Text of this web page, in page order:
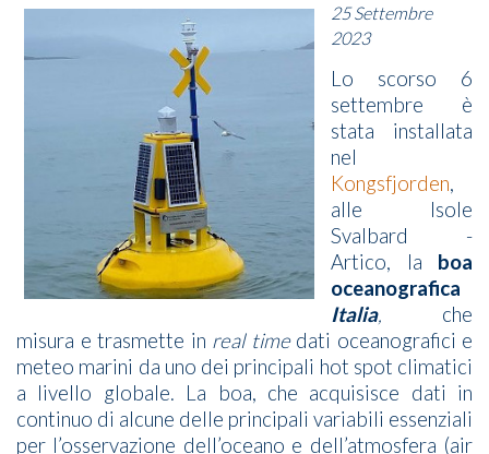
25 Settembre
2023
Lo scorso 6
settembre è
stata installata
nel
Kongsfjorden,
alle Isole
Svalbard -
Artico, la boa
oceanografica
Italia, che
misura e trasmette in real timedati oceanografici e
meteo marini da uno dei principali hot spot climatici
a livello globale. La boa, che acquisisce dati in
continuo di alcune delle principali variabili essenziali
per l’osservazione dell’oceano e dell’atmosfera (air